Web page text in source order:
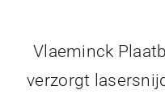
Vlaeminck
verzorgt